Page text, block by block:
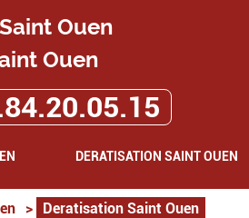
Ouen
DERATISATION SAINT OUEN
> Deratisation Saint Ouen